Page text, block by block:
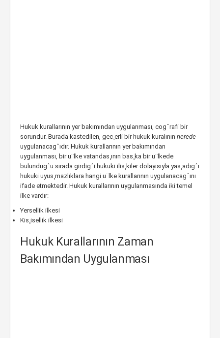
Hukuk kurallarının yer bakımından uygulanması, cogˆrafi bir
sorundur. Burada kastedilen, gec¸erli bir hukuk kuralının nerede
uygulanacagˆıdır. Hukuk kurallarının yer bakımından
uygulanması, bir u¨lke vatandas¸ının bas¸ka bir u¨lkede
bulundugˆu sırada girdigˆi hukuki ilis¸kiler dolayısıyla yas¸adıgˆı
hukuki uyus¸mazlıklara hangi u¨lke kurallarının uygulanacagˆını
ifade etmektedir. Hukuk kurallarının uygulanmasında iki temel
ilke vardır:
Yersellik ilkesi
Kis¸isellik ilkesi
Hukuk Kurallarının Zaman
Bakımından Uygulanması